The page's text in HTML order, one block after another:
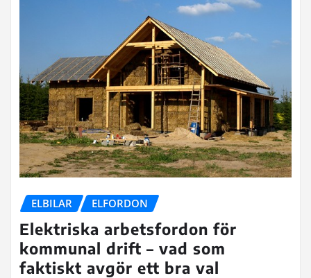
ELBILAR ELFORDON
Elektriska arbetsfordon för
kommunal drift – vad som
faktiskt avgör ett bra val